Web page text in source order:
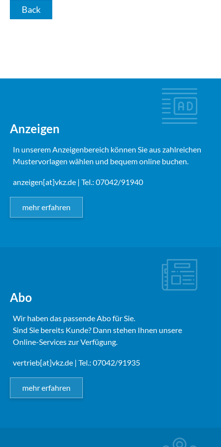
Back
Anzeigen
In unserem Anzeigenbereich können Sie aus zahlreichen
Mustervorlagen wählen und bequem online buchen.
anzeigen[at]vkz.de | Tel.: 07042/91940
mehr erfahren
Abo
Wir haben das passende Abo für Sie.
Sind Sie bereits Kunde? Dann stehen Ihnen unsere
Online-Services zur Verfügung.
vertrieb[at]vkz.de | Tel.: 07042/91935
mehr erfahren